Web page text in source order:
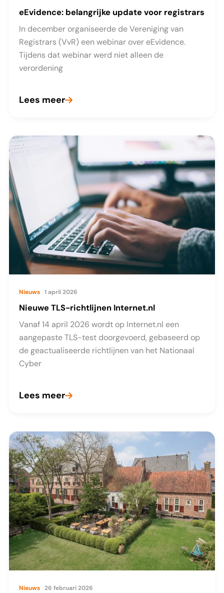
eEvidence: belangrijke update voor registrars
In december organiseerde de Vereniging van
Registrars (VvR) een webinar over eEvidence.
Tijdens dat webinar werd niet alleen de
verordening
eEvidence:
update
voor
Lees meer
Nieuws 1 april 2026
Nieuwe TLS-richtlijnen Internet.nl
Vanaf 14 april 2026 wordt op Internet.nl een
aangepaste TLS-test doorgevoerd, gebaseerd op
de geactualiseerde richtlijnen van het Nationaal
Cyber
Nieuwe
richtlijnen
Internet.nl
Lees meer
Nieuws 26 februari 2026